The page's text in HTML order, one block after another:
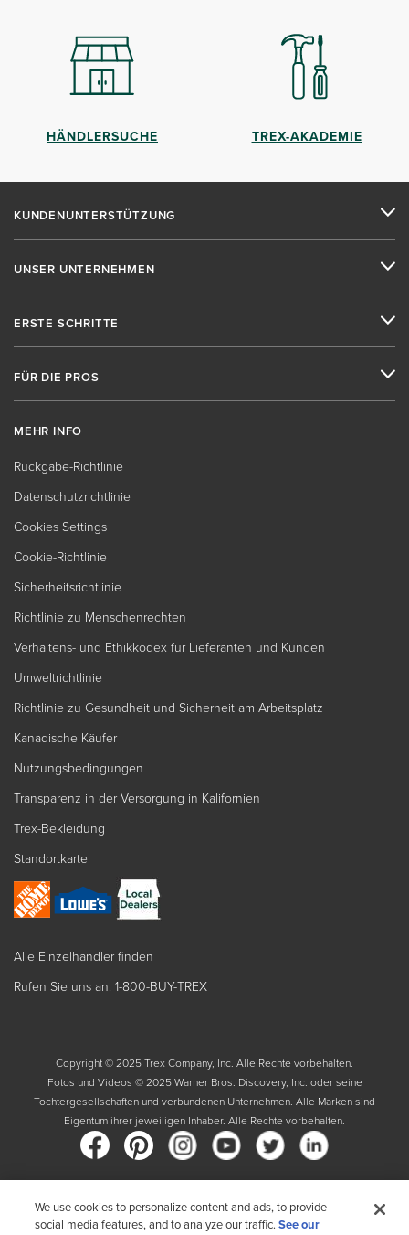
HÄNDLERSUCHE TREX-AKADEMIE
KUNDENUNTERSTÜTZUNG
UNSER UNTERNEHMEN
ERSTE SCHRITTE
FÜR DIE PROS
MEHR INFO
Rückgabe-Richtlinie
Datenschutzrichtlinie
Cookies Settings
Cookie-Richtlinie
Sicherheitsrichtlinie
Richtlinie zu Menschenrechten
Verhaltens- und Ethikkodex für Lieferanten und Kunden
Umweltrichtlinie
Richtlinie zu Gesundheit und Sicherheit am Arbeitsplatz
Kanadische Käufer
Nutzungsbedingungen
Transparenz in der Versorgung in Kalifornien
Trex-Bekleidung
Standortkarte
Alle Einzelhändler finden
Rufen Sie uns an: 1-800-BUY-TREX
Copyright © 2025 Trex Company, Inc. Alle Rechte vorbehalten.
Fotos und Videos © 2025 Warner Bros. Discovery, Inc. oder seine
Tochtergesellschaften und verbundenen Unternehmen. Alle Marken sind
Eigentum ihrer jeweiligen Inhaber. Alle Rechte vorbehalten.
Land
We use cookies to personalize content and ads, to provide
social media features, and to analyze our traffic.See our